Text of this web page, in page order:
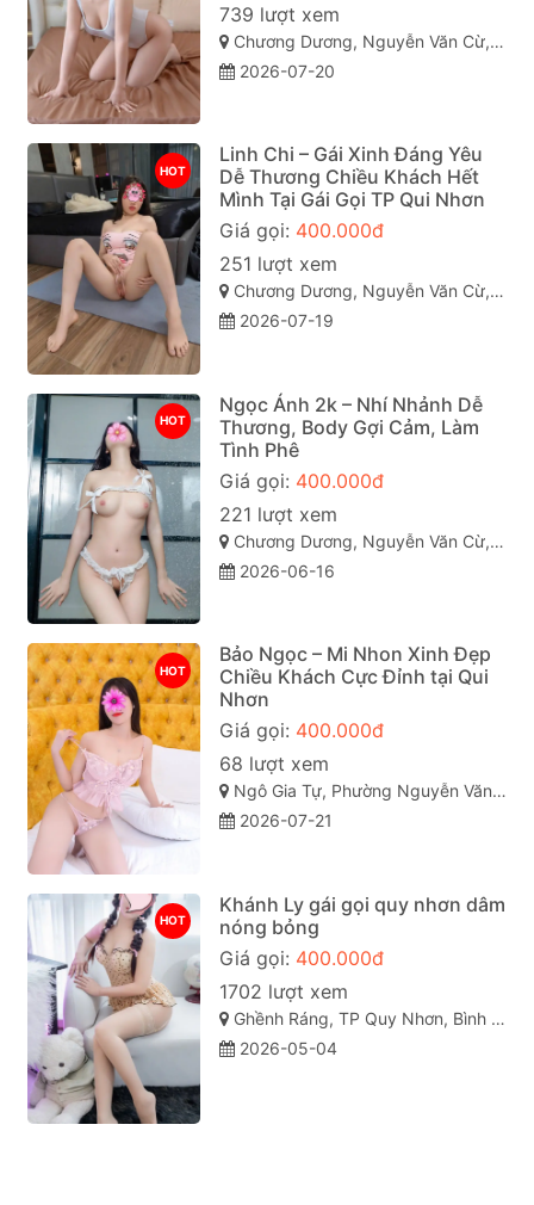
739 lượt xem
Chương Dương, Nguyễn Văn Cừ, Quy Nhơn, Bình Định
2026-07-20
HOT
Linh Chi – Gái Xinh Đáng Yêu
Dễ Thương Chiều Khách Hết
Mình Tại Gái Gọi TP Qui Nhơn
Giá gọi: 400.000đ
251 lượt xem
Chương Dương, Nguyễn Văn Cừ, TP Quy Nhơn
2026-07-19
HOT
Ngọc Ánh 2k – Nhí Nhảnh Dễ
Thương, Body Gợi Cảm, Làm
Tình Phê
Giá gọi: 400.000đ
221 lượt xem
Chương Dương, Nguyễn Văn Cừ, TP Quy Nhơn
2026-06-16
HOT
Bảo Ngọc – Mi Nhon Xinh Đẹp
Chiều Khách Cực Đỉnh tại Qui
Nhơn
Giá gọi: 400.000đ
68 lượt xem
Ngô Gia Tự, Phường Nguyễn Văn Cừ, Thành phố Quy Nhơn, Tỉnh Bình Định
2026-07-21
HOT
Khánh Ly gái gọi quy nhơn dâm
nóng bỏng
Giá gọi: 400.000đ
1702 lượt xem
Ghềnh Ráng, TP Quy Nhơn, Bình Định
2026-05-04